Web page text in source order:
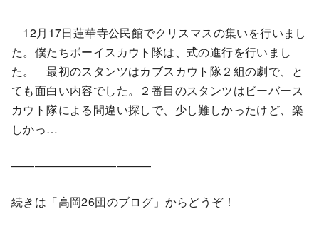
12月17日蓮華寺公民館でクリスマスの集いを行いまし
た。僕たちボーイスカウト隊は、式の進行を行いまし
た。 最初のスタンツはカブスカウト隊２組の劇で、と
ても面白い内容でした。２番目のスタンツはビーバース
カウト隊による間違い探しで、少し難しかったけど、楽
しかっ…
————————————
続きは「高岡26団のブログ」からどうぞ！